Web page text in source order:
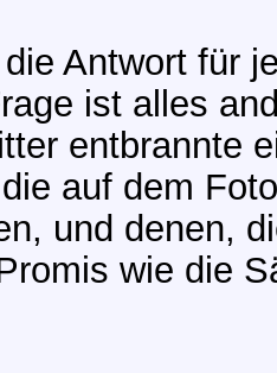
Antwort für
ist alles
entbrannte
auf dem
und denen,
wie die